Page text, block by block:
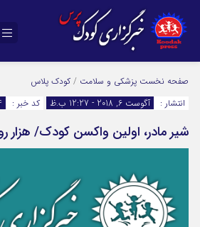
صفحه نخست پزشکی و سلامت / کودک پلاس
انتشار :
آگوست 6, 2018 - 12:27 ب.ظ کد خبر :
شیر مادر، اولین واکسن کودک/ هزار